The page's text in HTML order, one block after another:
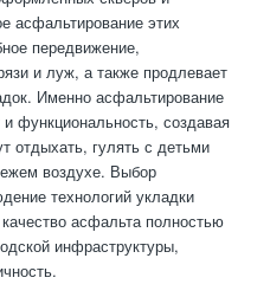
асфальтирование этих
передвижение,
и луж, а также продлевает
Именно асфальтирование
и функциональность, создавая
отдыхать, гулять с детьми
воздухе. Выбор
технологий укладки
асфальта полностью
инфраструктуры,